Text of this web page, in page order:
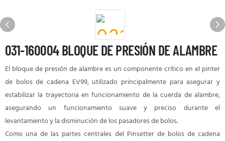
031-160004 BLOQUE DE PRESIÓN DE ALAMBRE
El bloque de presión de alambre es un componente crítico en el pinter
de bolos de cadena EV99, utilizado principalmente para asegurar y
estabilizar la trayectoria en funcionamiento de la cuerda de alambre,
asegurando un funcionamiento suave y preciso durante el
levantamiento y la disminución de los pasadores de bolos.
Como una de las partes centrales del Pinsetter de bolos de cadena